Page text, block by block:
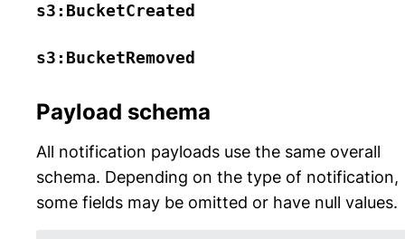
s3:BucketCreated
s3:BucketRemoved
Payload schema
All notification payloads use the same overall
schema. Depending on the type of notification,
some fields may be omitted or have null values.